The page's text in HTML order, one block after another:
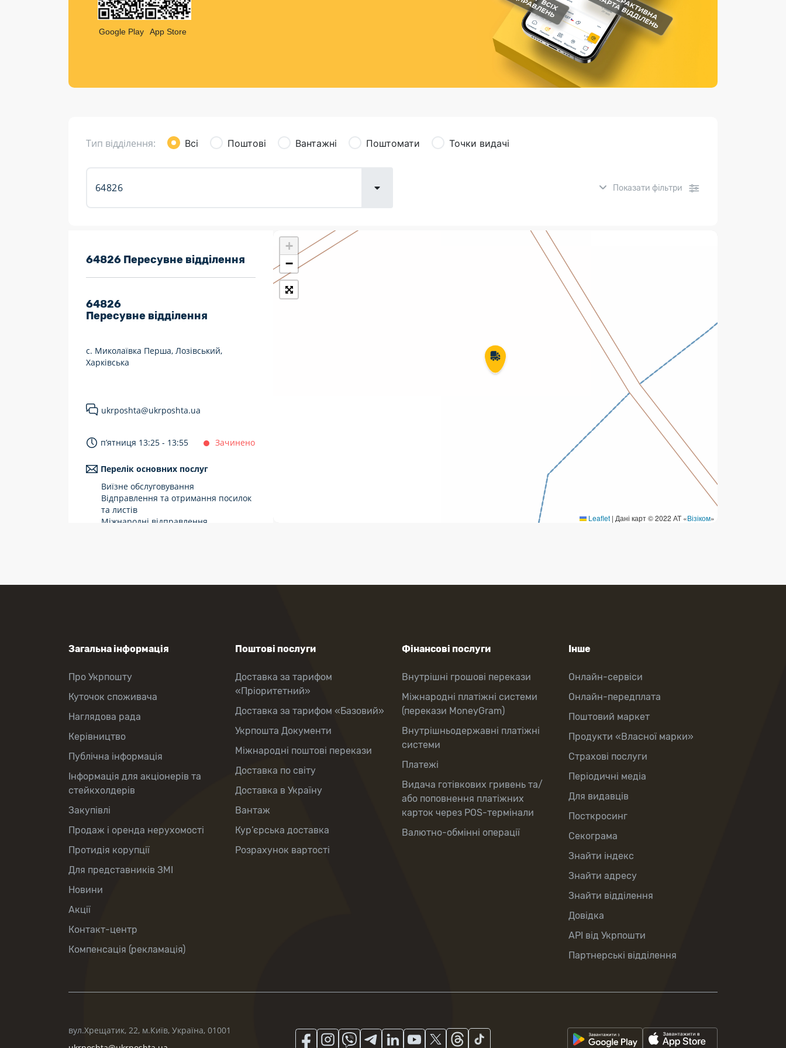
Листи та листівки
Кур’єрська доставка
Страхові послуги
Каталог «Укрпошта Маркет»
Google Play App Store
Тип відділення: Всі Поштові Вантажні Поштомати Точки видачі
Показати фільтри
7 днів на тиждень
Працюють після 19:00
Працюють у вихідні
Поштові послуги: Фінансові послуги:
Термінові перекази
Комунальні та інші платежі
64826 Пересувне відділення
64826
Пересувне відділення
с. Миколаївка Перша, Лозівський,
Харківська
ukrposhta@ukrposhta.ua
п’ятниця 13:25 - 13:55 Зачинено
Перелік основних послуг
Виїзне обслуговування
Відправлення та отримання посилок
та листів
Міжнародні відправлення
+
−
Leaflet | Дані карт © 2022 АТ «Візіком»
Загальна інформація
Про Укрпошту
Куточок споживача
Наглядова рада
Керівництво
Публічна інформація
Інформація для акціонерів та
стейкхолдерів
Закупівлі
Продаж і оренда нерухомості
Протидія корупції
Для представників ЗМІ
Новини
Акції
Контакт-центр
Компенсація (рекламація)
Поштові послуги
Доставка за тарифом
«Пріоритетний»
Доставка за тарифом «Базовий»
Укрпошта Документи
Міжнародні поштові перекази
Доставка по світу
Доставка в Україну
Вантаж
Кур’єрська доставка
Розрахунок вартості
Фінансові послуги
Внутрішні грошові перекази
Міжнародні платіжні системи
(перекази MoneyGram)
Внутрішньодержавні платіжні
системи
Платежі
Видача готівкових гривень та/
або поповнення платіжних
карток через POS-термінали
Валютно-обмінні операції
Інше
Онлайн-сервіси
Онлайн-передплата
Поштовий маркет
Продукти «Власної марки»
Страхові послуги
Періодичні медіа
Для видавців
Посткросинг
Секограма
Знайти індекс
Знайти адресу
Знайти відділення
Довідка
API від Укрпошти
Партнерські відділення
вул.Хрещатик, 22, м.Київ, Україна, 01001